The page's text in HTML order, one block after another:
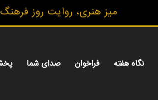
میز هنری، روایت روز فرهنگ و
نگاه هفته فراخوان صدای شما